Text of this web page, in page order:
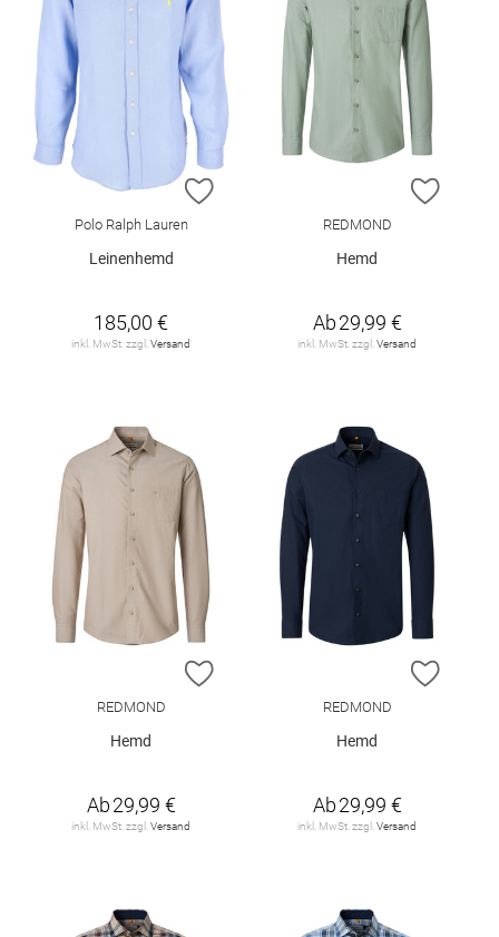
ZUR WUNSCHLISTE HINZUFÜGEN
Polo Ralph Lauren
Leinenhemd
185,00 €
inkl. MwSt. zzgl.Versand
ZUR
REDMOND
Hemd
Ab29,99 €
inkl. MwSt. zzgl.Versand
ZUR WUNSCHLISTE HINZUFÜGEN
REDMOND
Hemd
Ab29,99 €
inkl. MwSt. zzgl. Versand
ZUR
REDMOND
Hemd
Ab29,99 €
inkl. MwSt. zzgl. Versand